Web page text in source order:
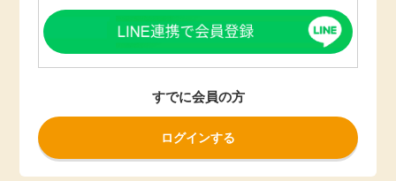
すでに会員の方
ログインする